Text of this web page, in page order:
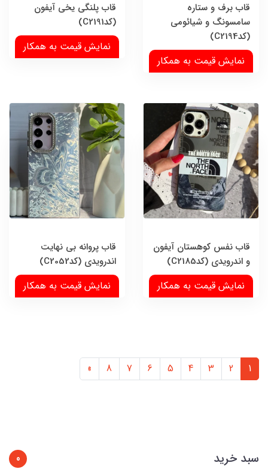
قاب برف و ستاره
سامسونگ و شیائومی
(کدC2194)
نمایش قیمت به همکار
قاب پلنگی یخی آیفون
(کدC2191)
نمایش قیمت به همکار
قاب نفس کوهستان آیفون
و اندرویدی (کدC2185)
نمایش قیمت به همکار
قاب پروانه بی نهایت
اندرویدی (کدC2052)
نمایش قیمت به همکار
1
2
3
4
5
6
7
8
»
سبد خرید
0